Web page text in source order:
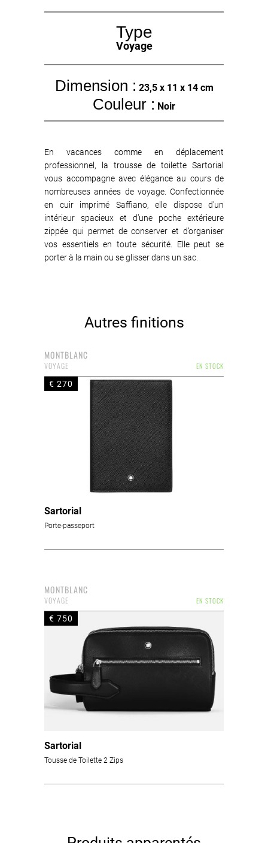
Type
Voyage
Dimension : 23,5 x 11 x 14 cm
Couleur : Noir
En vacances comme en déplacement
professionnel, la trousse de toilette Sartorial
vous accompagne avec élégance au cours de
nombreuses années de voyage. Confectionnée
en cuir imprimé Saffiano, elle dispose d'un
intérieur spacieux et d’une poche extérieure
zippée qui permet de conserver et d’organiser
vos essentiels en toute sécurité. Elle peut se
porter à la main ou se glisser dans un sac.
Autres finitions
MONTBLANC
EN STOCK
VOYAGE
€ 270
Sartorial
Porte-passeport
MONTBLANC
EN STOCK
VOYAGE
€ 750
Sartorial
Tousse de Toilette 2 Zips